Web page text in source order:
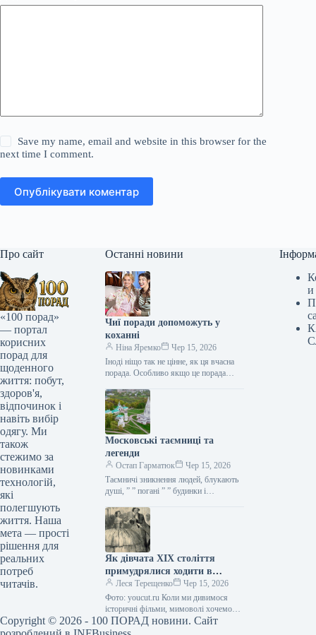
Save my name, email and website in this browser for the
next time I comment.
Опублікувати коментар
Про сайт
«100 порад»
— портал
корисних
порад для
щоденного
життя: побут,
здоров'я,
відпочинок і
навіть вибір
одягу. Ми
також
стежимо за
новинками
технологій,
які
полегшують
життя. Наша
мета — прості
рішення для
реальних
потреб
читачів.
Останні новини
Чиї поради допоможуть у
коханні
Ніна Яремко
Чер 15, 2026
Іноді ніщо так не цінне, як ця вчасна
порада. Особливо якщо це порада
косметолога, тренера, стиліста…
Московські таємниці та
легенди
Остап Гарматюк
Чер 15, 2026
Таємничі зникнення людей, блукають
душі, ” ” погані ” ” будинки і
Щоб…
Як дівчата XIX століття
примудрялися ходити в
туалет у спідницях
крінолінових без сторонньої
допомоги
Леся Терещенко
Чер 15, 2026
Фото: youcut.ru Коли ми дивимося
історичні фільми, мимоволі хочемо
опинитися там: світські бесіди,
вишукані манери, розкішні бали,
и
Copyright © 2026 - 100 ПОРАД новини. Сайт